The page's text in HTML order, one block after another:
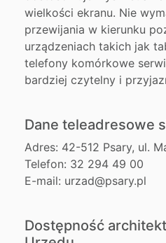
wielkości ekranu. Nie
przewijania w kierunku
urządzeniach takich jak
telefony komórkowe
bardziej czytelny i
Dane teleadresowe
Adres: 42-512 Psary, ul.
Telefon: 32 294 49 00
E-mail: urzad@psary.pl
Dostępność